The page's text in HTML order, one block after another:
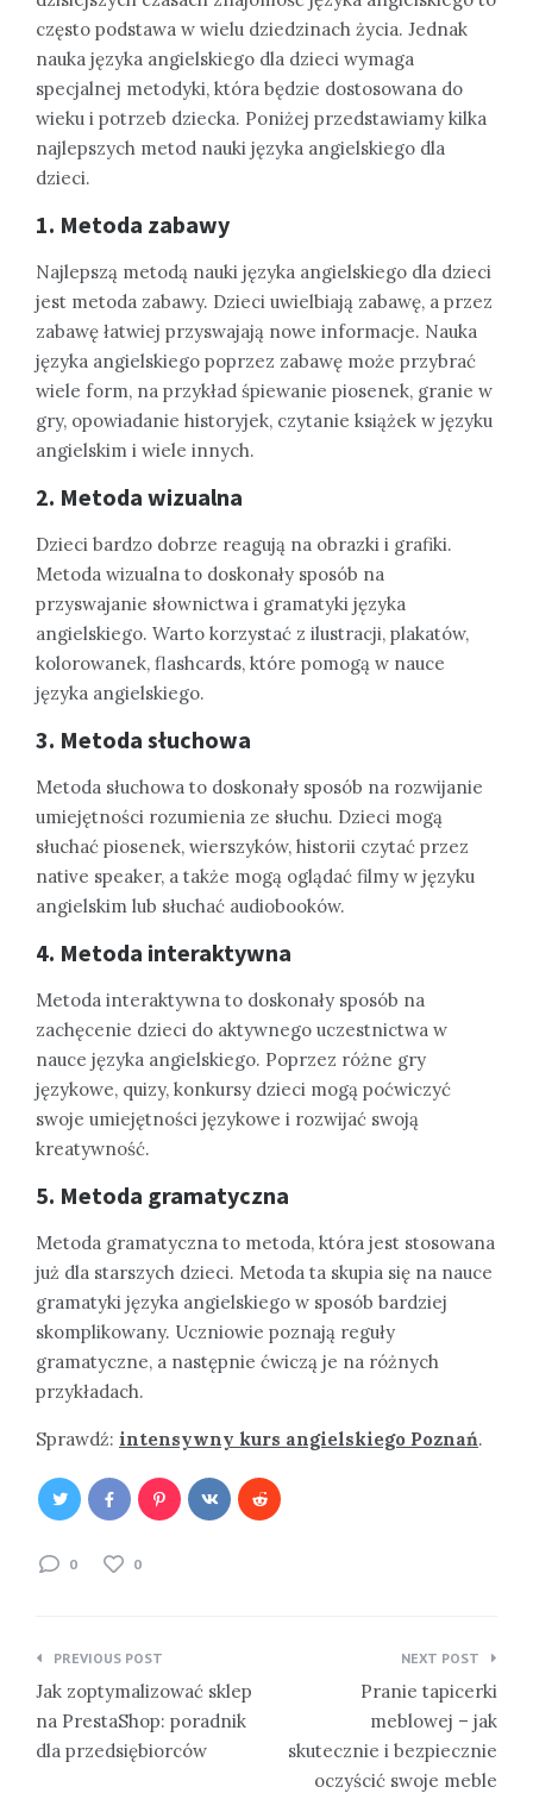
często podstawa w wielu dziedzinach życia. Jednak
nauka języka angielskiego dla dzieci wymaga
specjalnej metodyki, która będzie dostosowana do
wieku i potrzeb dziecka. Poniżej przedstawiamy kilka
najlepszych metod nauki języka angielskiego dla
dzieci.
1. Metoda zabawy
Najlepszą metodą nauki języka angielskiego dla dzieci
jest metoda zabawy. Dzieci uwielbiają zabawę, a przez
zabawę łatwiej przyswajają nowe informacje. Nauka
języka angielskiego poprzez zabawę może przybrać
wiele form, na przykład śpiewanie piosenek, granie w
gry, opowiadanie historyjek, czytanie książek w języku
angielskim i wiele innych.
2. Metoda wizualna
Dzieci bardzo dobrze reagują na obrazki i grafiki.
Metoda wizualna to doskonały sposób na
przyswajanie słownictwa i gramatyki języka
angielskiego. Warto korzystać z ilustracji, plakatów,
kolorowanek, flashcards, które pomogą w nauce
języka angielskiego.
3. Metoda słuchowa
Metoda słuchowa to doskonały sposób na rozwijanie
umiejętności rozumienia ze słuchu. Dzieci mogą
słuchać piosenek, wierszyków, historii czytać przez
native speaker, a także mogą oglądać filmy w języku
angielskim lub słuchać audiobooków.
4. Metoda interaktywna
Metoda interaktywna to doskonały sposób na
zachęcenie dzieci do aktywnego uczestnictwa w
nauce języka angielskiego. Poprzez różne gry
językowe, quizy, konkursy dzieci mogą poćwiczyć
swoje umiejętności językowe i rozwijać swoją
kreatywność.
5. Metoda gramatyczna
Metoda gramatyczna to metoda, która jest stosowana
już dla starszych dzieci. Metoda ta skupia się na nauce
gramatyki języka angielskiego w sposób bardziej
skomplikowany. Uczniowie poznają reguły
gramatyczne, a następnie ćwiczą je na różnych
przykładach.
Sprawdź: intensywny kurs angielskiego Poznań.
0 0
Nawigacja
wpisu
PREVIOUS POST
Jak zoptymalizować sklep
na PrestaShop: poradnik
dla przedsiębiorców
NEXT POST
Pranie tapicerki
meblowej – jak
skutecznie i bezpiecznie
oczyścić swoje meble